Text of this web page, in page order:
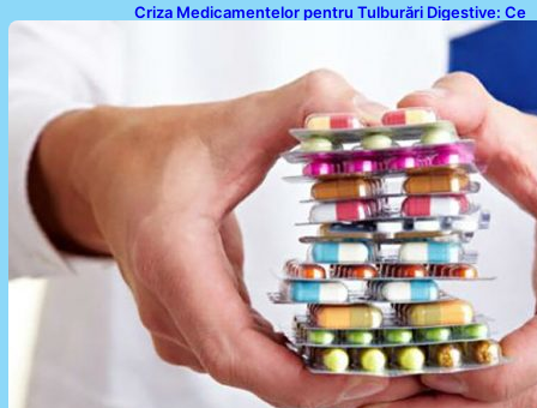
Criza Medicamentelor pentru Tulburări Digestive: Ce
Înseamnă Suspendarea Colebil și Panzcebil pentru